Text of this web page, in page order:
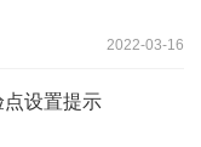
2022-03-16
设置提示